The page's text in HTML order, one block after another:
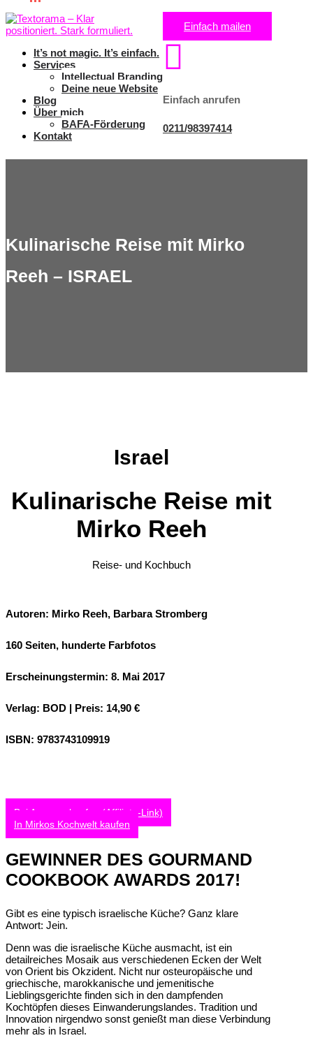
It’s not magic. It’s einfach.
Services
Intellectual Branding
Deine neue Website
Blog
Über mich
BAFA-Förderung
Kontakt
Einfach mailen

Einfach anrufen
0211/98397414
Kulinarische Reise mit Mirko
Reeh – ISRAEL
Israel
Kulinarische Reise mit
Mirko Reeh
Reise- und Kochbuch
Autoren: Mirko Reeh, Barbara Stromberg
160 Seiten, hunderte Farbfotos
Erscheinungstermin: 8. Mai 2017
Verlag: BOD | Preis: 14,90 €
ISBN: 9783743109919
Bei Amazon kaufen (Affiliate-Link)
In Mirkos Kochwelt kaufen
GEWINNER DES GOURMAND
COOKBOOK AWARDS 2017!
Gibt es eine typisch israelische Küche? Ganz klare
Antwort: Jein.
Denn was die israelische Küche ausmacht, ist ein
detailreiches Mosaik aus verschiedenen Ecken der Welt
von Orient bis Okzident. Nicht nur osteuropäische und
griechische, marokkanische und jemenitische
Lieblingsgerichte finden sich in den dampfenden
Kochtöpfen dieses Einwanderungslandes. Tradition und
Innovation nirgendwo sonst genießt man diese Verbindung
mehr als in Israel.